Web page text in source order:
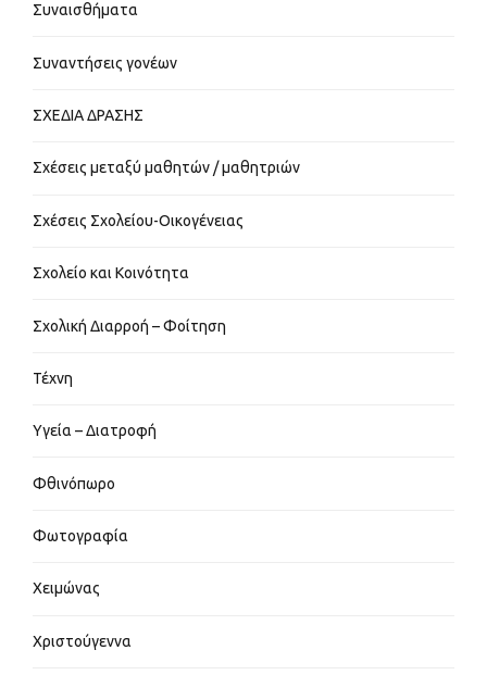
Συναισθήματα
Συναντήσεις γονέων
ΣΧΕΔΙΑ ΔΡΑΣΗΣ
Σχέσεις μεταξύ μαθητών / μαθητριών
Σχέσεις Σχολείου-Οικογένειας
Σχολείο και Κοινότητα
Σχολική Διαρροή – Φοίτηση
Τέχνη
Υγεία – Διατροφή
Φθινόπωρο
Φωτογραφία
Χειμώνας
Χριστούγεννα